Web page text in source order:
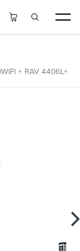
+ RAV 4406L+